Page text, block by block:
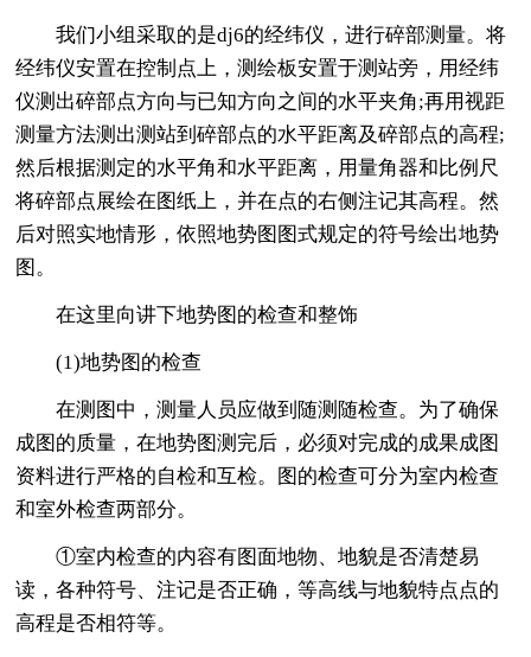
我们小组采取的是dj6的经纬仪，进行碎部测量。将
经纬仪安置在控制点上，测绘板安置于测站旁，用经纬
仪测出碎部点方向与已知方向之间的水平夹角;再用视距
测量方法测出测站到碎部点的水平距离及碎部点的高程;
然后根据测定的水平角和水平距离，用量角器和比例尺
将碎部点展绘在图纸上，并在点的右侧注记其高程。然
后对照实地情形，依照地势图图式规定的符号绘出地势
图。
在这里向讲下地势图的检查和整饰
(1)地势图的检查
在测图中，测量人员应做到随测随检查。为了确保
成图的质量，在地势图测完后，必须对完成的成果成图
资料进行严格的自检和互检。图的检查可分为室内检查
和室外检查两部分。
①室内检查的内容有图面地物、地貌是否清楚易
读，各种符号、注记是否正确，等高线与地貌特点点的
高程是否相符等。